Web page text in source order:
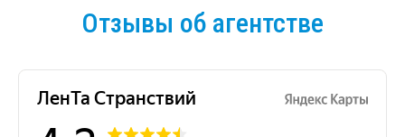
Отзывы об агентстве